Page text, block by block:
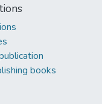
books